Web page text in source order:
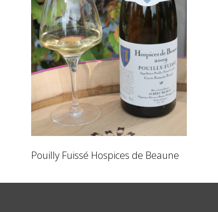
Pouilly Fuissé Hospices de Beaune